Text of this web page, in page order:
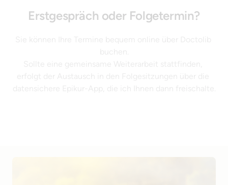
Erstgespräch oder Folgetermin?